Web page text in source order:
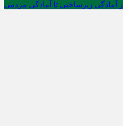
از آمادگی زیرساختی تا آمادگی مردمی